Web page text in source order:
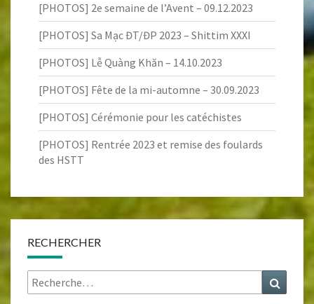
[PHOTOS] 2e semaine de l’Avent – 09.12.2023
[PHOTOS] Sa Mạc ĐT/ĐP 2023 – Shittim XXXI
[PHOTOS] Lễ Quàng Khăn – 14.10.2023
[PHOTOS] Fête de la mi-automne – 30.09.2023
[PHOTOS] Cérémonie pour les catéchistes
[PHOTOS] Rentrée 2023 et remise des foulards
des HSTT
RECHERCHER
Rechercher :